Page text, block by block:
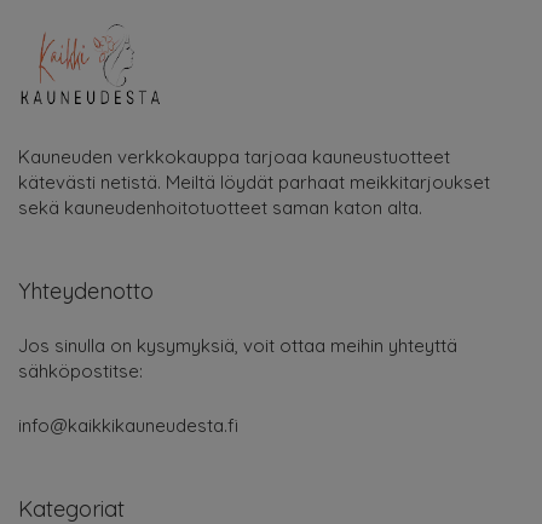
Kauneuden verkkokauppa tarjoaa kauneustuotteet
kätevästi netistä. Meiltä löydät parhaat meikkitarjoukset
sekä kauneudenhoitotuotteet saman katon alta.
Yhteydenotto
Jos sinulla on kysymyksiä, voit ottaa meihin yhteyttä
sähköpostitse:
info@kaikkikauneudesta.fi
Kategoriat